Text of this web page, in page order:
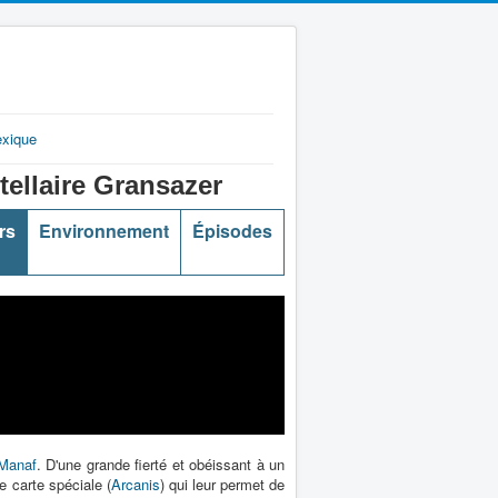
Gransazer
Environnement Épisodes
. D'une grande fierté et obéissant à un
carte spéciale (Arcanis) qui leur permet de